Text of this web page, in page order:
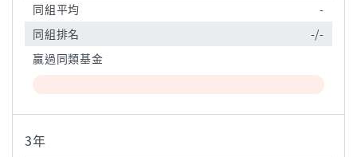
同組平均
-
同組排名
-/-
贏過同類基金
3年